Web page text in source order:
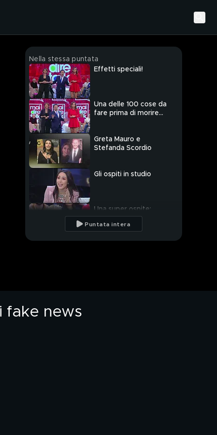
Nella stessa puntata
Effetti speciali!
Una delle 100 cose da
fare prima di morire...
Greta Mauro e
Stefanda Scordio
Gli ospiti in studio
Una super ospite:
Paola Barale
Puntata intera
fake news